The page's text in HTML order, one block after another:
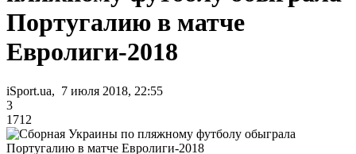
Португалию в матче
Евролиги-2018
iSport.ua, 7 июля 2018, 22:55
3
1712